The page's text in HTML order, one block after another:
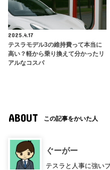
2025.4.17
テスラモデル3の維持費って本当に
高い？軽から乗り換えて分かったリ
アルなコスパ
ABOUT この記事をかいた人
ぐーがー
テスラと人事に強い